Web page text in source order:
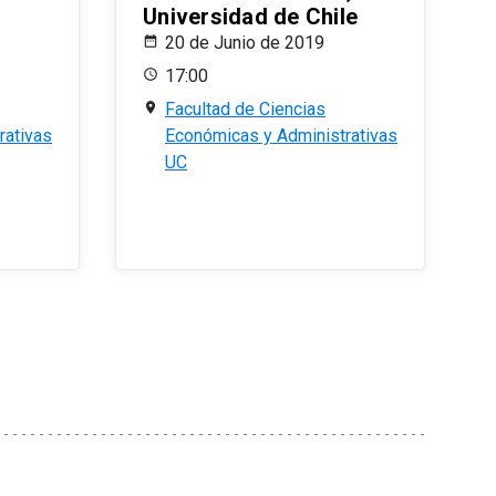
Universidad de Chile
20 de Junio de 2019
17:00
Facultad de Ciencias
Económicas y Administrativas
UC